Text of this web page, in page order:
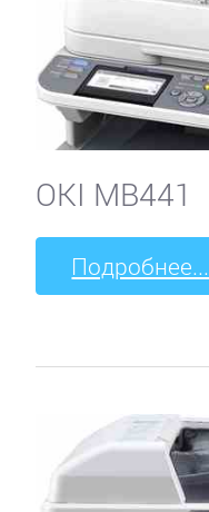
OKI MB441
Подробнее...